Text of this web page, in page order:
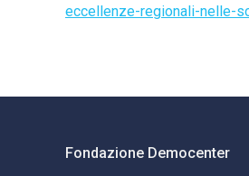
eccellenze-regionali-nelle-
Fondazione Democenter